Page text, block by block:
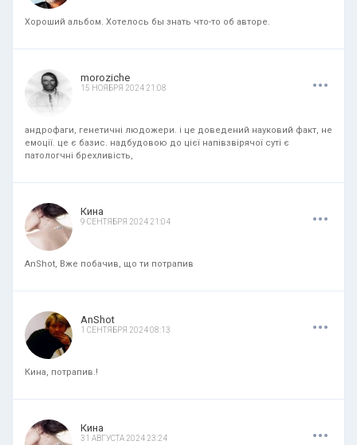
Хороший альбом. Хотелось бы знать что-то об авторе.
moroziche
15 НОЯБРЯ 2024 21:08 ...
андрофаги, генетичні людожери. і це доведений науковий факт, не
емоції. це є базис. надбудовою до цієї напівзвірячої суті є
патологчні брехливість,
Кина
9 СЕНТЯБРЯ 2024 21:04 ...
AnShot, Вже побачив, що ти потрапив
AnShot
1 СЕНТЯБРЯ 2024 08:13 ...
Кина, потрапив.!
Кина
31 АВГУСТА 2024 23:24 ...